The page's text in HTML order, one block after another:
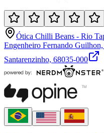
Ótica Chilli Beans - Rio
Engenheiro Fernando
Santarenzinho, 68035-000